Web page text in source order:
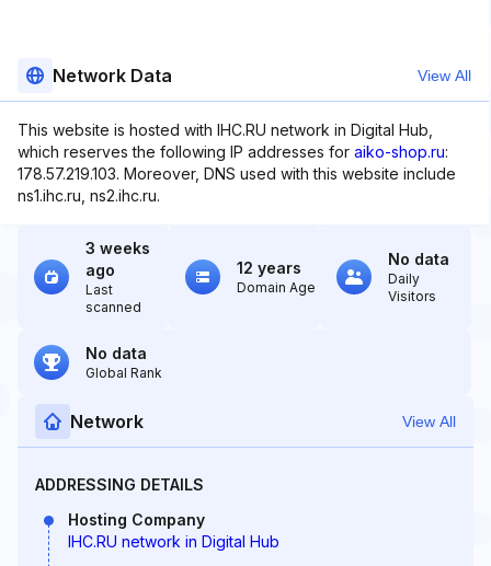
Network Data View All
This website is hosted with IHC.RU network in Digital Hub,
which reserves the following IP addresses for aiko-shop.ru:
178.57.219.103. Moreover, DNS used with this website include
ns1.ihc.ru, ns2.ihc.ru.
3 weeks
ago
Last
scanned
12 years
Domain Age
No data
Daily
Visitors
No data
Global Rank
Network View All
ADDRESSING DETAILS
Hosting Company
IHC.RU network in Digital Hub